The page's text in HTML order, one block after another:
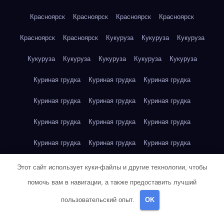
Красноярск Красноярск Красноярск Красноярск
Красноярск Красноярск Кукуруза Кукуруза Кукуруза
Кукуруза Кукуруза Кукуруза Кукуруза Кукуруза
Куриная грудка Куриная грудка Куриная грудка
Куриная грудка Куриная грудка Куриная грудка
Куриная грудка Куриная грудка Куриная грудка
Куриная грудка Куриная грудка Куриная грудка
Куриная грудка Куриное яйцо Куриное яйцо
Куриное яйцо Куриное яйцо Куриное яйцо Куриное яйцо
Этот сайт использует куки-файлы и другие технологии, чтобы
помочь вам в навигации, а также предоставить лучший
пользовательский опыт. OK